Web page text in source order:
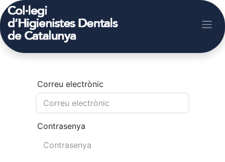
Correu electrònic
Contrasenya